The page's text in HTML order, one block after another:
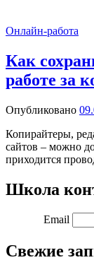
Онлайн-работа
Как
работе за
Опубликовано
Копирайтеры,
сайтов – можно
приходится
Школа
Email
Свежие